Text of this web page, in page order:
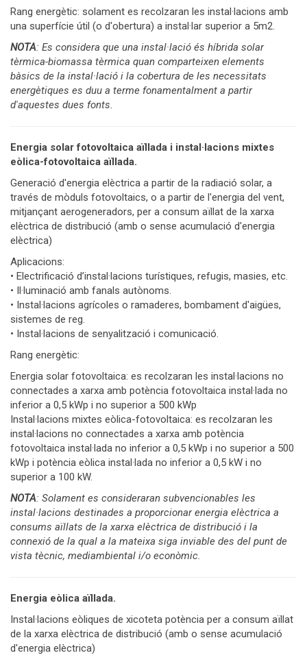
Rang energètic: solament es recolzaran les instal·lacions amb
una superfície útil (o d'obertura) a instal·lar superior a 5m2.
NOTA: Es considera que una instal·lació és híbrida solar
tèrmica-biomassa tèrmica quan comparteixen elements
bàsics de la instal·lació i la cobertura de les necessitats
energètiques es duu a terme fonamentalment a partir
d'aquestes dues fonts.
Energia solar fotovoltaica aïllada i instal·lacions mixtes
eòlica-fotovoltaica aïllada.
Generació d'energia elèctrica a partir de la radiació solar, a
través de mòduls fotovoltaics, o a partir de l'energia del vent,
mitjançant aerogeneradors, per a consum aïllat de la xarxa
elèctrica de distribució (amb o sense acumulació d'energia
elèctrica)
Aplicacions:
• Electrificació d’instal·lacions turístiques, refugis, masies, etc.
• Il·luminació amb fanals autònoms.
• Instal·lacions agrícoles o ramaderes, bombament d'aigües,
sistemes de reg.
• Instal·lacions de senyalització i comunicació.
Rang energètic:
Energia solar fotovoltaica: es recolzaran les instal·lacions no
connectades a xarxa amb potència fotovoltaica instal·lada no
inferior a 0,5 kWp i no superior a 500 kWp
Instal·lacions mixtes eòlica-fotovoltaica: es recolzaran les
instal·lacions no connectades a xarxa amb potència
fotovoltaica instal·lada no inferior a 0,5 kWp i no superior a 500
kWp i potència eòlica instal·lada no inferior a 0,5 kW i no
superior a 100 kW.
NOTA: Solament es consideraran subvencionables les
instal·lacions destinades a proporcionar energia elèctrica a
consums aïllats de la xarxa elèctrica de distribució i la
connexió de la qual a la mateixa siga inviable des del punt de
vista tècnic, mediambiental i/o econòmic.
Energia eòlica aïllada.
Instal·lacions eòliques de xicoteta potència per a consum aïllat
de la xarxa elèctrica de distribució (amb o sense acumulació
d'energia elèctrica)